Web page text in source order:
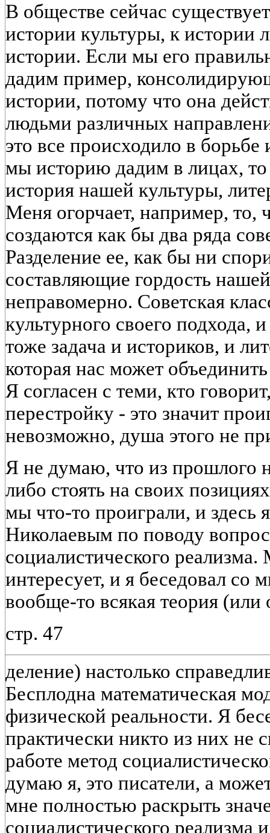
В обществе сейчас
истории культуры, к истории
истории. Если мы его
дадим пример,
истории, потому что она
людьми различных
это все происходило в
мы историю дадим в лицах,
история нашей культуры,
Меня огорчает, например, то,
создаются как бы два ряда
Разделение ее, как бы ни
составляющие гордость
неправомерно. Советская
культурного своего подхода,
тоже задача и историков, и
которая нас может
Я согласен с теми, кто
перестройку - это значит
невозможно, душа этого не
Я не думаю, что из прошлого
либо стоять на своих
мы что-то проиграли, и здесь
Николаевым по поводу
социалистического
интересует, и я беседовал со
вообще-то всякая теория (или
стр. 47
деление) настолько
Бесплодна математическая
физической реальности. Я
практически никто из них не
работе метод
думаю я, это писатели, а
мне полностью раскрыть
социалистического реализма